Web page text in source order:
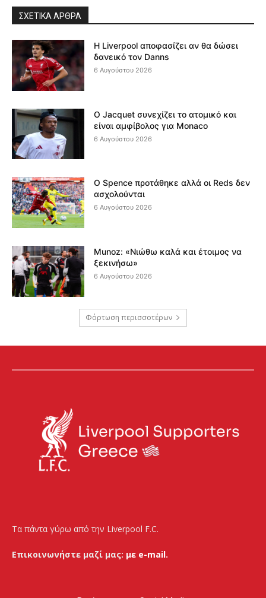
ΣΧΕΤΙΚΆ ΆΡΘΡΑ
Η Liverpool αποφασίζει αν θα δώσει
δανεικό τον Danns
6 Αυγούστου 2026
Ο Jacquet συνεχίζει το ατομικό και
είναι αμφίβολος για Monaco
6 Αυγούστου 2026
Ο Spence προτάθηκε αλλά οι Reds δεν
ασχολούνται
6 Αυγούστου 2026
Munoz: «Νιώθω καλά και έτοιμος να
ξεκινήσω»
6 Αυγούστου 2026
Φόρτωση περισσοτέρων
Τα πάντα γύρω από την Liverpool F.C.
Επικοινωνήστε μαζί μας: με e-mail.